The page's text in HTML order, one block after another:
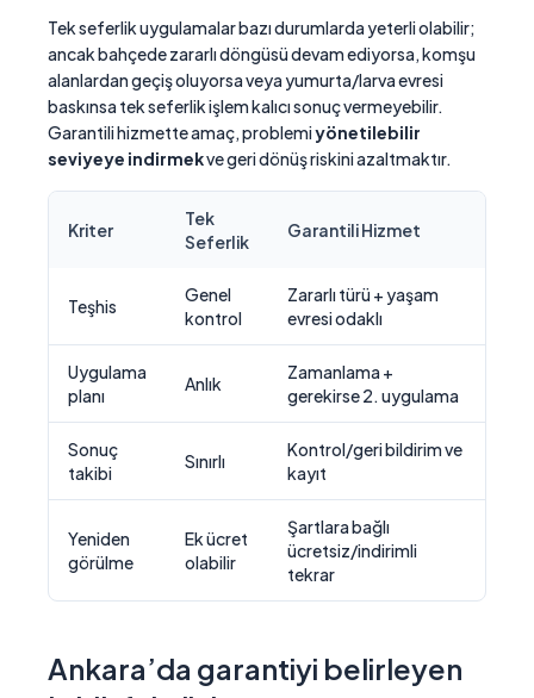
Tek seferlik uygulamalar bazı durumlarda yeterli olabilir;
ancak bahçede zararlı döngüsü devam ediyorsa, komşu
alanlardan geçiş oluyorsa veya yumurta/larva evresi
baskınsa tek seferlik işlem kalıcı sonuç vermeyebilir.
Garantili hizmette amaç, problemiyönetilebilir
seviyeye indirmekve geri dönüş riskini azaltmaktır.
Kriter
Tek
Seferlik
Garantili Hizmet
Teşhis
Genel
kontrol
Zararlı türü + yaşam
evresi odaklı
Uygulama
planı
Anlık
Zamanlama +
gerekirse 2. uygulama
Sonuç
takibi
Sınırlı
Kontrol/geri bildirim ve
kayıt
Yeniden
görülme
Ek ücret
olabilir
Şartlara bağlı
ücretsiz/indirimli
tekrar
Ankara’da garantiyi belirleyen